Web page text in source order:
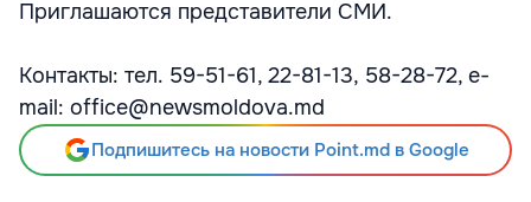
Приглашаются представители СМИ.
Контакты: тел. 59-51-61, 22-81-13, 58-28-72, e-
mail: office@newsmoldova.md
Подпишитесь на новости Point.md в Google